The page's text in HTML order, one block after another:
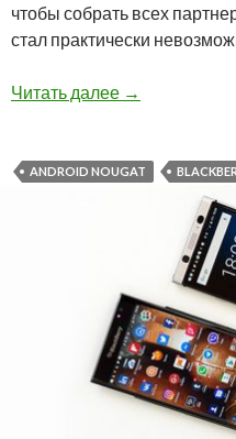
чтобы собрать всех
стал практически
Читать далее BlackBerry
→
ANDROID NOUGAT